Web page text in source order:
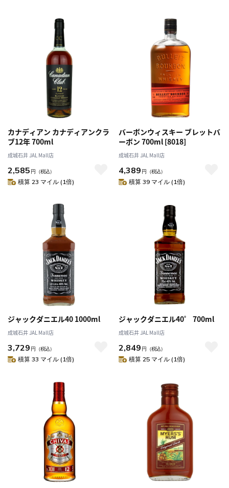
カナディアン カナディアンクラ
ブ12年 700ml
成城石井 JAL Mall店
2,585 円 （税込）
積算 23 マイル (1倍)
バーボンウィスキー ブレットバ
ーボン 700ml [8018]
成城石井 JAL Mall店
4,389 円 （税込）
積算 39 マイル (1倍)
ジャックダニエル40 1000ml
成城石井 JAL Mall店
3,729 円 （税込）
積算 33 マイル (1倍)
ジャックダニエル40゜ 700ml
成城石井 JAL Mall店
2,849 円 （税込）
積算 25 マイル (1倍)